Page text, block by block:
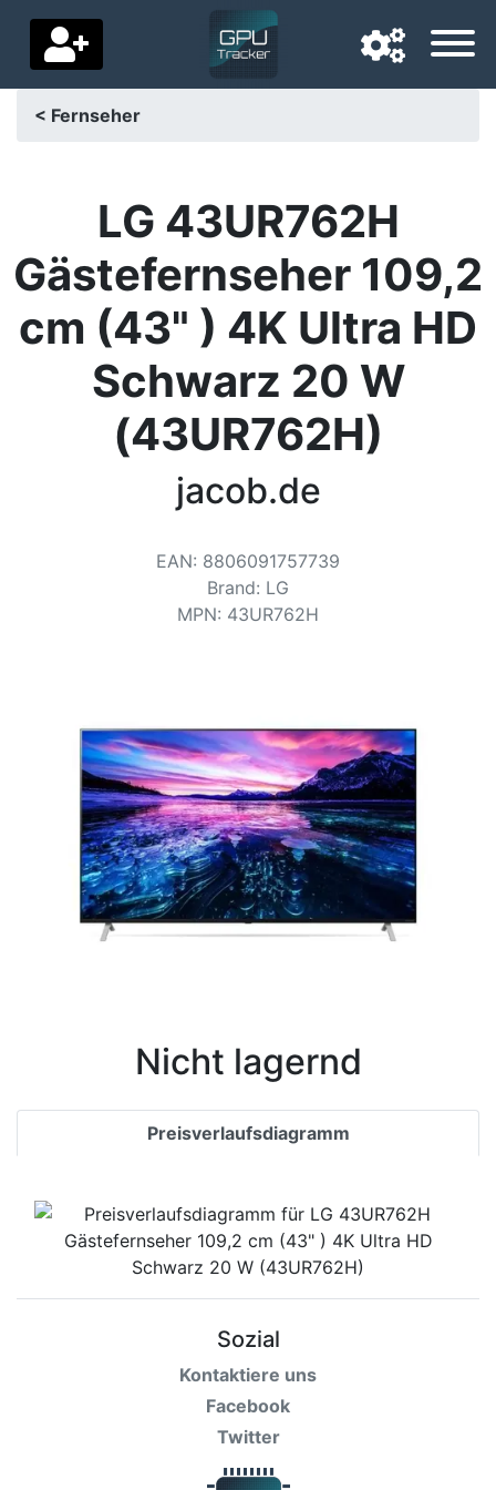
Lieferland
Startseite
Preis sinkt
Einstellungen
Unterstütze uns
Kontaktiere uns
< Fernseher
LG 43UR762H
Gästefernseher 109,2
cm (43" ) 4K Ultra HD
Schwarz 20 W
(43UR762H)
jacob.de
EAN: 8806091757739
Brand: LG
MPN: 43UR762H
Nicht lagernd
Preisverlaufsdiagramm
Sozial
Kontaktiere uns
Facebook
Twitter